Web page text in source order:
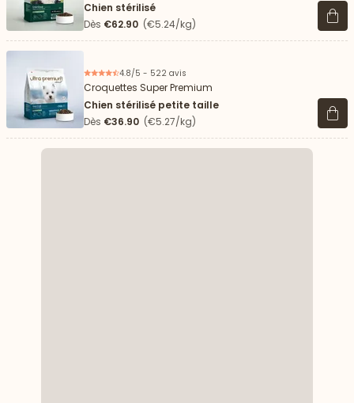
Chien stérilisé
Dès €62.90 (€5.24/kg) Voir
4.8/5 - 522 avis
Croquettes Super Premium
Chien stérilisé petite taille
Dès €36.90 (€5.27/kg) Voir